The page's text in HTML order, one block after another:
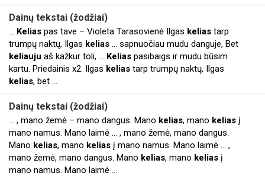
Dainų tekstai (žodžiai)
... Kelias pas tave – Violeta Tarasovienė Ilgas kelias tarp
trumpų naktų, Ilgas kelias ... sapnuočiau mudu danguje, Bet
keliauju aš kažkur toli, ... Kelias pasibaigs ir mudu būsim
kartu. Priedainis x2. Ilgas kelias tarp trumpų naktų, Ilgas
kelias, bet ...
Dainų tekstai (žodžiai)
... , mano žemė – mano dangus. Mano kelias, mano kelias į
mano namus. Mano laimė ... , mano žemė, mano dangus.
Mano kelias, mano kelias į mano namus. Mano laimė ... ,
mano žemė, mano dangus. Mano kelias, mano kelias į
mano namus. Mano laimė ...